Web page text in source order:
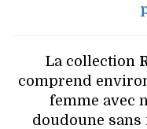
La collection
comprend
femme avec
doudoune sans